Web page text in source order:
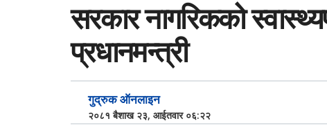
सरकार नागरिकको
प्रधानमन्त्री
गुद्रुक ऑनलाइन
२०८१ बैशाख २३, आईतवार ०६:२२